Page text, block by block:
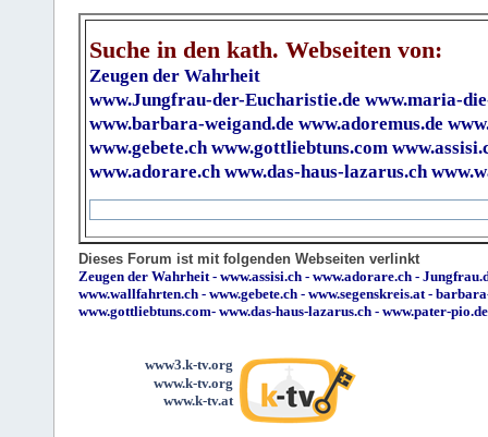
Suche in den kath. Webseiten von:
Zeugen der Wahrheit
www.Jungfrau-der-Eucharistie.de www.maria-
www.barbara-weigand.de www.adoremus.de
www.gebete.ch www.gottliebtuns.com
www.adorare.ch www.das-haus-lazarus.ch
Dieses Forum ist mit folgenden Webseiten verlinkt
Zeugen der Wahrheit- www.assisi.ch - www.adorare.ch -
www.wallfahrten.ch - www.gebete.ch - www.segenskreis.at-
www.gottliebtuns.com- www.das-haus-lazarus.ch - www.pater-pio.de
www3.k-tv.org
www.k-tv.org
www.k-tv.at